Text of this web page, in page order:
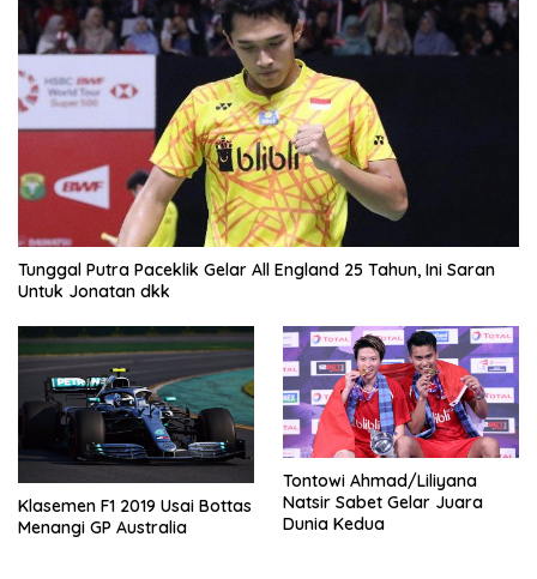
Tunggal Putra Paceklik Gelar All England 25 Tahun, Ini Saran
Untuk Jonatan dkk
Klasemen F1 2019 Usai Bottas
Menangi GP Australia
Tontowi Ahmad/Liliyana
Natsir Sabet Gelar Juara
Dunia Kedua